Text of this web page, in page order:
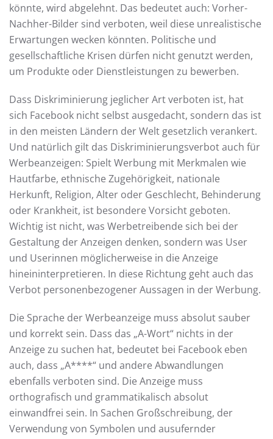
könnte, wird abgelehnt. Das bedeutet auch: Vorher-
Nachher-Bilder sind verboten, weil diese unrealistische
Erwartungen wecken könnten. Politische und
gesellschaftliche Krisen dürfen nicht genutzt werden,
um Produkte oder Dienstleistungen zu bewerben.
Dass Diskriminierung jeglicher Art verboten ist, hat
sich Facebook nicht selbst ausgedacht, sondern das ist
in den meisten Ländern der Welt gesetzlich verankert.
Und natürlich gilt das Diskriminierungsverbot auch für
Werbeanzeigen: Spielt Werbung mit Merkmalen wie
Hautfarbe, ethnische Zugehörigkeit, nationale
Herkunft, Religion, Alter oder Geschlecht, Behinderung
oder Krankheit, ist besondere Vorsicht geboten.
Wichtig ist nicht, was Werbetreibende sich bei der
Gestaltung der Anzeigen denken, sondern was User
und Userinnen möglicherweise in die Anzeige
hineininterpretieren. In diese Richtung geht auch das
Verbot personenbezogener Aussagen in der Werbung.
Die Sprache der Werbeanzeige muss absolut sauber
und korrekt sein. Dass das „A-Wort“ nichts in der
Anzeige zu suchen hat, bedeutet bei Facebook eben
auch, dass „A****“ und andere Abwandlungen
ebenfalls verboten sind. Die Anzeige muss
orthografisch und grammatikalisch absolut
einwandfrei sein. In Sachen Großschreibung, der
Verwendung von Symbolen und ausufernder